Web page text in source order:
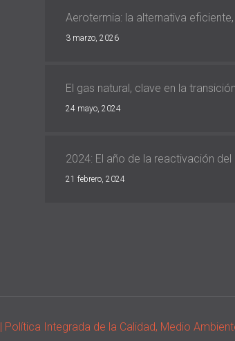
Aerotermia: la alternativa
3 marzo, 2026
El gas natural, clave en la
24 mayo, 2024
2024: El año de la reactivación
21 febrero, 2024
| Política Integrada de la Calidad, Medio